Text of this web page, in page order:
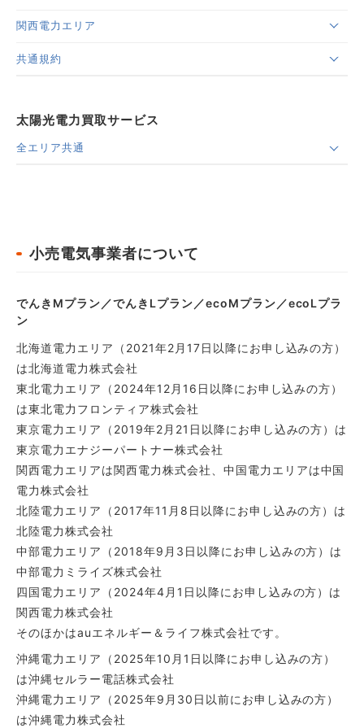
関西電力エリア
共通規約
太陽光電力買取サービス
全エリア共通
小売電気事業者について
でんきMプラン／でんきLプラン／ecoMプラン／ecoLプラ
ン
北海道電力エリア（2021年2月17日以降にお申し込みの方）
は北海道電力株式会社
東北電力エリア（2024年12月16日以降にお申し込みの方）
は東北電力フロンティア株式会社
東京電力エリア（2019年2月21日以降にお申し込みの方）は
東京電力エナジーパートナー株式会社
関西電力エリアは関西電力株式会社、中国電力エリアは中国
電力株式会社
北陸電力エリア（2017年11月8日以降にお申し込みの方）は
北陸電力株式会社
中部電力エリア（2018年9月3日以降にお申し込みの方）は
中部電力ミライズ株式会社
四国電力エリア（2024年4月1日以降にお申し込みの方）は
関西電力株式会社
そのほかはauエネルギー＆ライフ株式会社です。
沖縄電力エリア（2025年10月1日以降にお申し込みの方）
は沖縄セルラー電話株式会社
沖縄電力エリア（2025年9月30日以前にお申し込みの方）
は沖縄電力株式会社